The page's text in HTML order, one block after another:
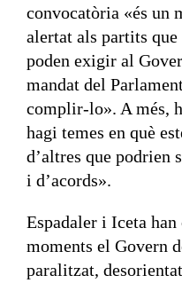
convocatòria «és un
alertat als partits
poden exigir al
mandat del
complir-lo». A més,
hagi temes en què
d’altres que podrien
i d’acords».
Espadaler i Iceta han
moments el Govern
paralitzat,